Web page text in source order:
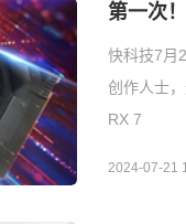
第一次
快科技7月
创作人士
RX 7
2024-07-21